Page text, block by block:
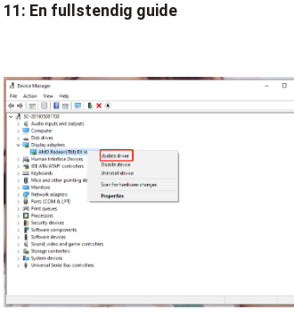
11: En fullstendig guide